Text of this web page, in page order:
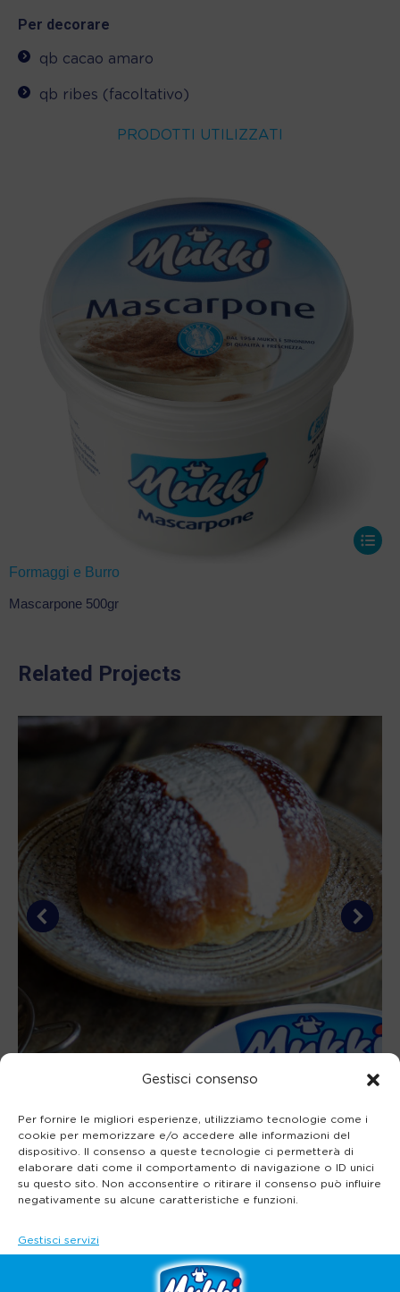
Gestisci consenso
Per fornire le migliori esperienze, utilizziamo tecnologie come i
cookie per memorizzare e/o accedere alle informazioni del
dispositivo. Il consenso a queste tecnologie ci permetterà di
elaborare dati come il comportamento di navigazione o ID unici
su questo sito. Non acconsentire o ritirare il consenso può influire
negativamente su alcune caratteristiche e funzioni.
Gestisci servizi
Per decorare
qb cacao amaro
qb ribes (facoltativo)
PRODOTTI UTILIZZATI
Formaggi e Burro
Mascarpone 500gr
Related Projects
Maritozzi